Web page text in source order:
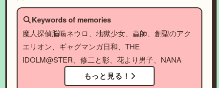
Keywords of memories
魔人探偵脳噛ネウロ、地獄少女、蟲師、創聖のアク
エリオン、ギャグマンガ日和、THE
IDOLM@STER、修二と彰、花より男子、NANA
もっと見る！